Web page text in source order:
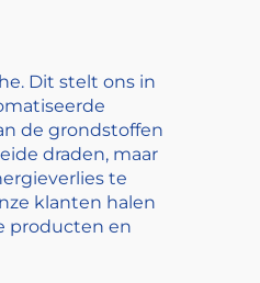
Dit stelt ons in
de grondstoffen
draden, maar
te
klanten halen
producten en